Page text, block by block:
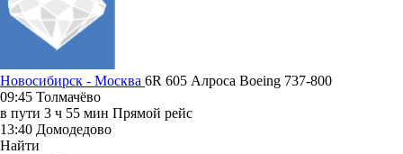
Новосибирск - Москва 6R 605 Алроса Boeing 737-800
09:45 Толмачёво
в пути 3 ч 55 мин Прямой рейс
13:40 Домодедово
Найти